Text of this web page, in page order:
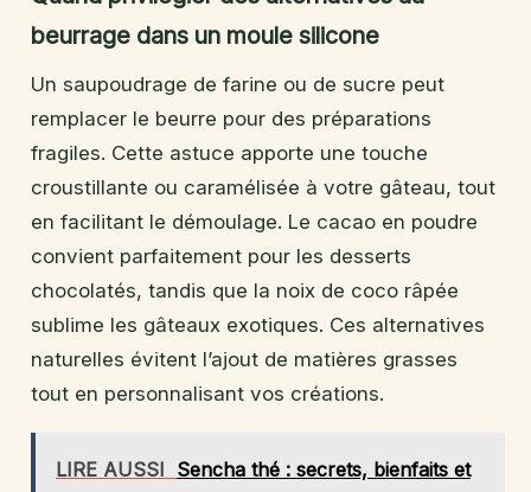
beurrage dans un moule silicone
Un saupoudrage de farine ou de sucre peut
remplacer le beurre pour des préparations
fragiles. Cette astuce apporte une touche
croustillante ou caramélisée à votre gâteau, tout
en facilitant le démoulage. Le cacao en poudre
convient parfaitement pour les desserts
chocolatés, tandis que la noix de coco râpée
sublime les gâteaux exotiques. Ces alternatives
naturelles évitent l’ajout de matières grasses
tout en personnalisant vos créations.
LIRE AUSSI Sencha thé : secrets, bienfaits et